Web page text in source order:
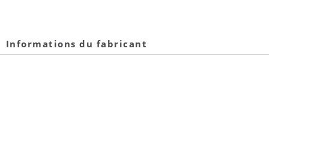
Informations du fabricant